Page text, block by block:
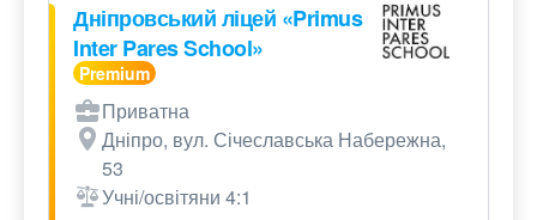
Дніпровський ліцей «Primus
Inter Pares School»
Приватна
Дніпро, вул. Січеславська Набережна,
53
Учні/освітяни 4:1